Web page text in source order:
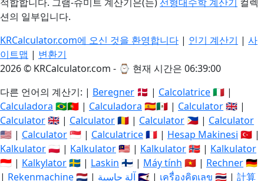
션의 일부입니다.
KRCalculator.com에 오신 것을 환영합니다 | 인기 계산기 | 사
이트맵 | 변환기
2026 © KRCalculator.com - ⌚ 현재 시간은 06:39:01
다른 언어의 계산기: | Beregner 🇩🇰 | Calcolatrice🇮🇹 |
Calculadora 🇧🇷🇵🇹 | Calculadora 🇪🇸🇲🇽 | Calculator🇬🇧 |
Calculator🇬🇧 | Calculator🇷🇴 | Calculator 🇵🇭 | Calculator
🇺🇸 | Calculator🇸🇬 | Calculatrice🇫🇷 | Hesap Makinesi 🇹🇷 |
Kalkulator🇵🇱 | Kalkulator🇲🇾 | Kalkulator🇳🇴 | Kalkulator
🇮🇩 | Kalkylator🇸🇪 | Laskin 🇫🇮 | Máy tính 🇻🇳 | Rechner🇩🇪
| Rekenmachine🇳🇱 | آلة حاسبة🇸🇦 | เครื่องคิดเลข 🇹🇭 | 計算